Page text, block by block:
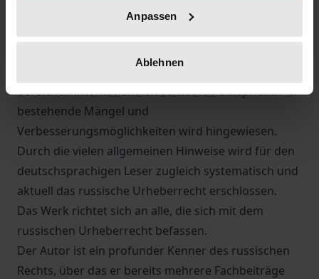
Anpassen
Ablehnen
insbesondere die erste Inhaberschaft des
russische Filmurheberrecht in allen wesentlichen
Bereichen internationalen Standards entspricht. Auf
bestehende Mängel und
Verbesserungsmöglichkeiten wird hingewiesen.
Durch die vielen allgemeinen Hinweise wird für den
deutschsprachigen Leser zugleich systematisch und
aktuell das russische Urheberrecht erschlossen.
Das Werk richtet sich an alle, die sich mit dem
russischen Urheberrecht befassen.
Der Autor ist ein profunder Kenner des russischen
Rechts, über das er bereits mehrere Fachbeiträge